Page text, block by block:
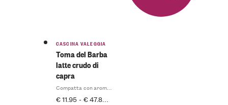
CASCINA VALEGGIA
Toma del Barba
latte crudo di
capra
€11.95 - €47.80